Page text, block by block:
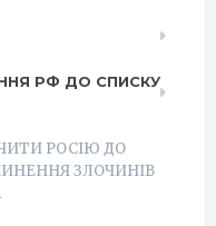
РФ ДО СПИСКУ
РОСІЮ ДО
ЗЛОЧИНІВ